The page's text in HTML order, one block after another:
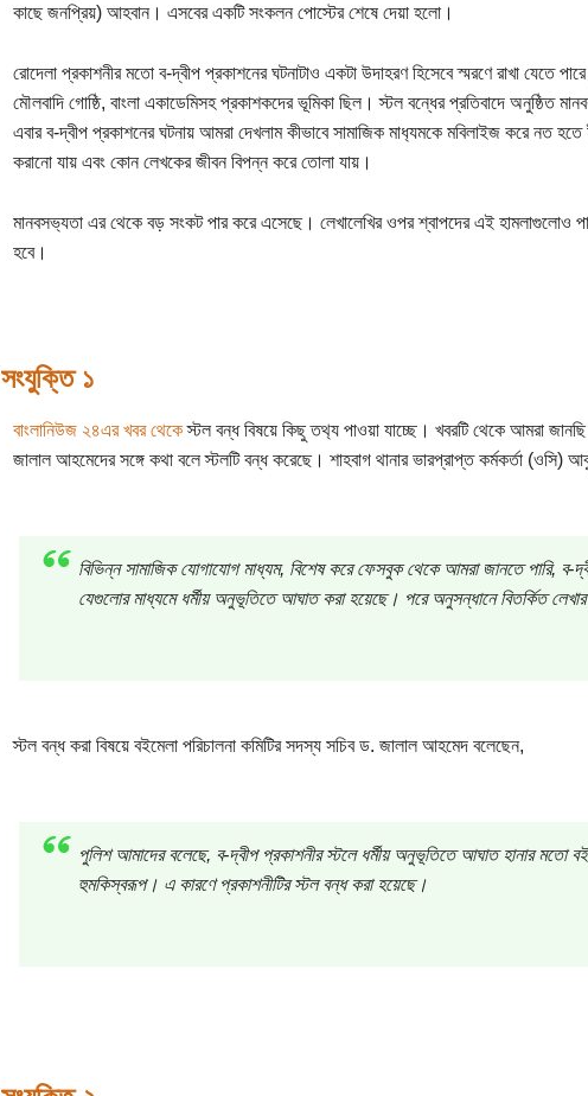
কাছে জনপ্রিয়) আহবান। এসবের একটি সংকলন পোস্টের শেষে দেয়া হলো।
রোদেলা প্রকাশনীর মতো ব-দ্বীপ প্রকাশনের ঘটনাটাও একটা উদাহরণ হিসেবে স্মরণে রাখা যেতে
মৌলবাদি গোষ্ঠি, বাংলা একাডেমিসহ প্রকাশকদের ভূমিকা ছিল। স্টল বন্ধের প্রতিবাদে অনুষ্ঠিত
এবার ব-দ্বীপ প্রকাশনের ঘটনায় আমরা দেখলাম কীভাবে সামাজিক মাধ‍্যমকে মবিলাইজ করে নত
করানো যায় এবং কোন লেখকের জীবন বিপন্ন করে তোলা যায়।
মানবসভ‍্যতা এর থেকে বড় সংকট পার করে এসেছে। লেখালেখির ওপর শ্বাপদের এই হামলাগুলোও
হবে।
সংযুক্তি ১
বাংলানিউজ ২৪এর খবর থেকেস্টল বন্ধ বিষয়ে কিছু তথ‍্য পাওয়া যাচ্ছে। খবরটি থেকে আমরা জানছি
জালাল আহমেদের সঙ্গে কথা বলে স্টলটি বন্ধ করেছে। শাহবাগ থানার ভারপ্রাপ্ত কর্মকর্তা (ওসি)
বিভিন্ন সামাজিক যোগাযোগ মাধ্যম, বিশেষ করে ফেসবুক থেকে আমরা জানতে পারি, ব-
যেগুলোর মাধ্যমে ধর্মীয় অনুভূতিতে আঘাত করা হয়েছে। পরে অনুসন্ধানে বিতর্কিত
স্টল বন্ধ করা বিষয়ে বইমেলা পরিচালনা কমিটির সদস্য সচিব ড. জালাল আহমেদ বলেছেন,
পুলিশ আমাদের বলেছে, ব-দ্বীপ প্রকাশনীর স্টলে ধর্মীয় অনুভূতিতে আঘাত হানার মতো
হুমকিস্বরূপ। এ কারণে প্রকাশনীটির স্টল বন্ধ করা হয়েছে।